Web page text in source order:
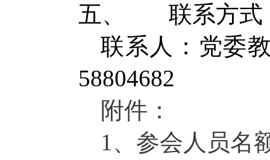
五、 联系方式
联系人： 党委
58804682
附件：
1 、 参会人员名